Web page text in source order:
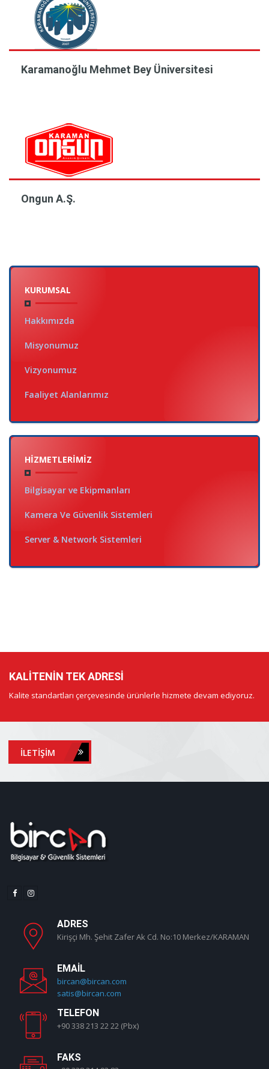
Karamanoğlu Mehmet Bey Üniversitesi
Ongun A.Ş.
KURUMSAL
Hakkımızda
Misyonumuz
Vizyonumuz
Faaliyet Alanlarımız
HIZMETLERIMIZ
Bilgisayar ve Ekipmanları
Kamera Ve Güvenlik Sistemleri
Server & Network Sistemleri
KALITENIN TEK ADRESI
Kalite standartları çerçevesinde ürünlerle hizmete devam ediyoruz.
İLETIŞIM
ADRES
Kirişçi Mh. Şehit Zafer Ak Cd. No:10 Merkez/KARAMAN
EMAIL
bircan@bircan.com
satis@bircan.com
TELEFON
+90 338 213 22 22 (Pbx)
FAKS